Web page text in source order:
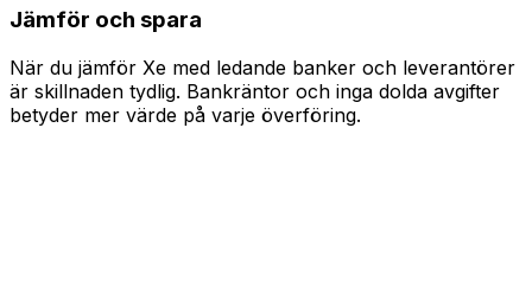
Jämför och spara
När du jämför Xe med ledande banker och leverantörer
är skillnaden tydlig. Bankräntor och inga dolda avgifter
betyder mer värde på varje överföring.